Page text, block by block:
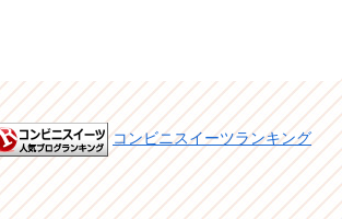
コンビニスイーツランキング